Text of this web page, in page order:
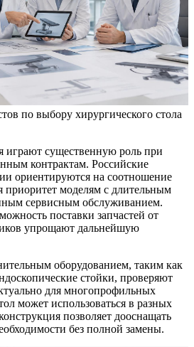
по выбору хирургического стола
играют существенную роль при
контрактам. Российские
ориентируются на соотношение
приоритет моделям с длительным
сервисным обслуживанием.
поставки запчастей от
упрощают дальнейшую
оборудованием, таким как
стойки, проверяют
для многопрофильных
может использоваться в разных
позволяет дооснащать
без полной замены.